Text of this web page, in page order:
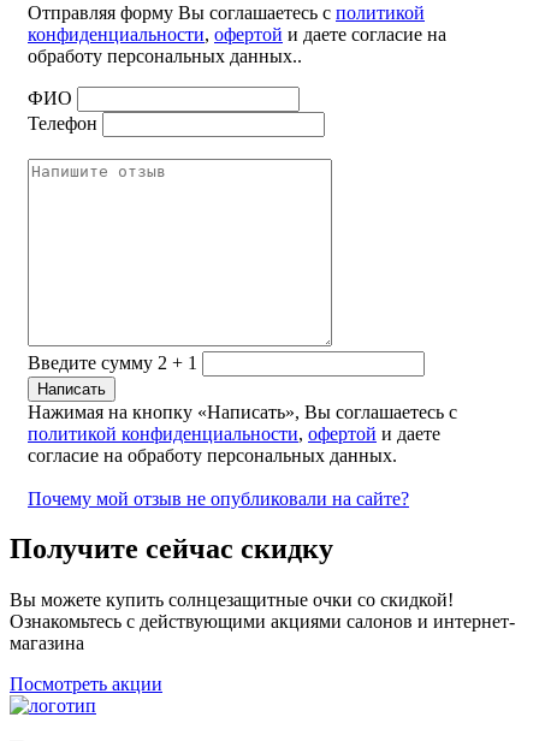
Отправляя форму Вы соглашаетесь с политикой
конфиденциальности, офертой и даете согласие на
обработу персональных данных..
ФИО
Телефон
Введите сумму 2 + 1
Нажимая на кнопку «Написать», Вы соглашаетесь с
политикой конфиденциальности, офертой и даете
согласие на обработу персональных данных.
Почему мой отзыв не опубликовали на сайте?
Получите сейчас скидку
Вы можете купить солнцезащитные очки со скидкой!
Ознакомьтесь с действующими акциями салонов и интернет-
магазина
Посмотреть акции